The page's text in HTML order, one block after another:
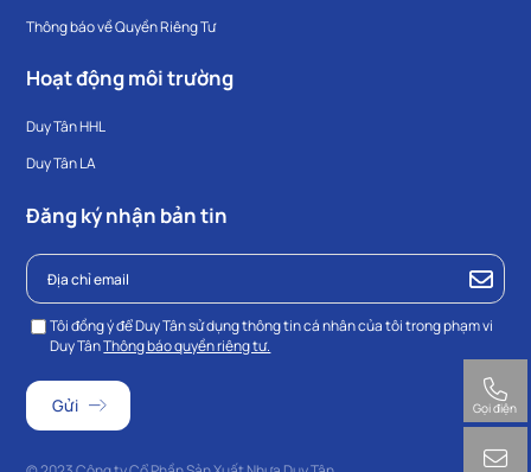
Thông báo về Quyền Riêng Tư
Hoạt động môi trường
Duy Tân HHL
Duy Tân LA
Đăng ký nhận bản tin
Tôi đồng ý để Duy Tân sử dụng thông tin cá nhân của tôi trong phạm vi
Duy TânThông báo quyền riêng tư.
Gọi điện